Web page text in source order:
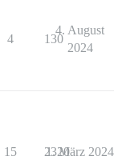
4 130
4. August
2024
15 2320
1. März 2024